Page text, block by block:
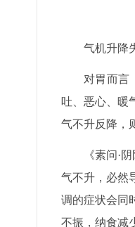
气机升降
对胃而言
吐、恶心、暖
气不升反降，
《素问·
气不升，必然
调的症状会同
不振，纳食减